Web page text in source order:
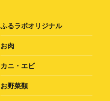
ふるラボオリジナル
お肉
カニ・エビ
お野菜類